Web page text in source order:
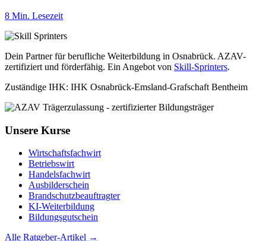
8 Min. Lesezeit
Dein Partner für berufliche Weiterbildung in Osnabrück. AZAV-
zertifiziert und förderfähig. Ein Angebot von Skill-Sprinters.
Zuständige IHK: IHK Osnabrück-Emsland-Grafschaft Bentheim
Unsere Kurse
Wirtschaftsfachwirt
Betriebswirt
Handelsfachwirt
Ausbilderschein
Brandschutzbeauftragter
KI-Weiterbildung
Bildungsgutschein
Alle Ratgeber-Artikel →